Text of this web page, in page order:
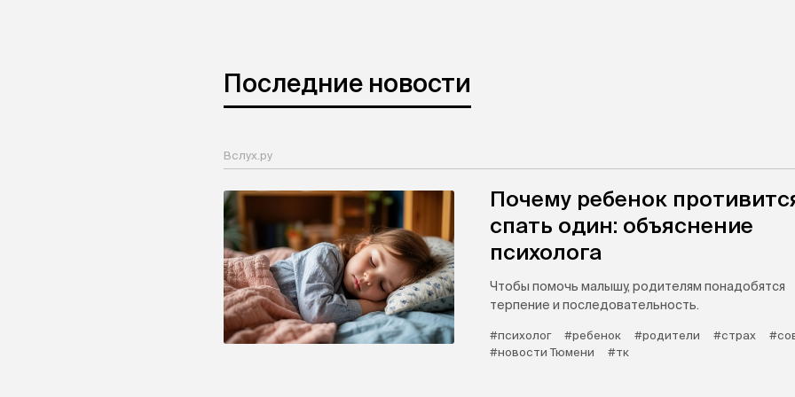
Последние новости
Вслух.ру
Почему ребенок
спать один: объяснение
психолога
Чтобы помочь малышу, родителям понадобятся
терпение и последовательность.
#психолог #ребенок #родители #страх
#новости Тюмени
#тк